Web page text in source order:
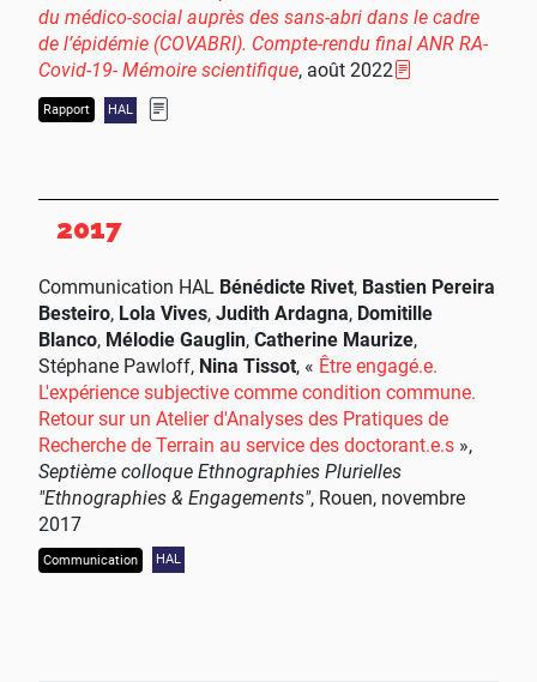
du médico-social auprès des sans-abri dans le cadre
de l’épidémie (COVABRI). Compte-rendu final ANR RA-
Covid-19- Mémoire scientifique, août 2022
Rapport HAL
2017
Communication HAL Bénédicte Rivet, Bastien Pereira
Besteiro, Lola Vives, Judith Ardagna, Domitille
Blanco, Mélodie Gauglin, Catherine Maurize,
Stéphane Pawloff, Nina Tissot, « Être engagé.e.
L'expérience subjective comme condition commune.
Retour sur un Atelier d'Analyses des Pratiques de
Recherche de Terrain au service des doctorant.e.s »,
Septième colloque Ethnographies Plurielles
"Ethnographies & Engagements", Rouen, novembre
2017
Communication HAL